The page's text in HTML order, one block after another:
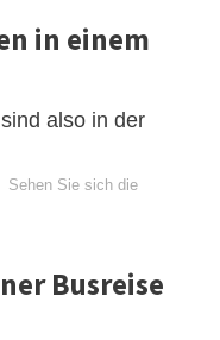
in einem
also in der
Sehen Sie sich die
Busreise